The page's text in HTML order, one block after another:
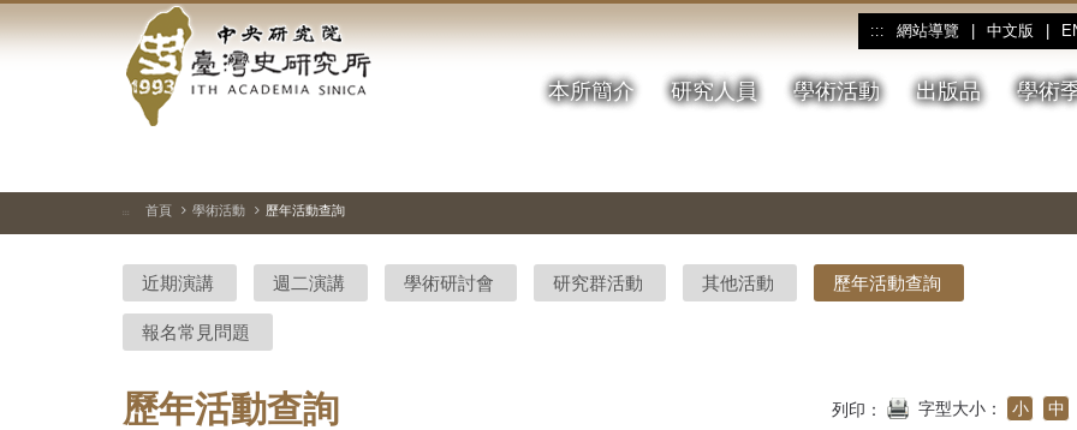
到
中
央
研
院-
臺
灣
史
研
::: 網站導覽 中文版
本所簡介 研究人員 學術活動 出版品 學術
::: 首頁 學術活動 歷年活動查詢
近期演講 週二演講 學術研討會 研究群活動 其他活動 歷年活動查詢
報名常見問題
歷年活動查詢 列印： 字型大小： 小 中